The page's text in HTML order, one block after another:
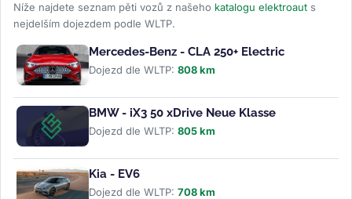
Níže najdete seznam pěti vozů z našeho katalogu elektroaut s
nejdelším dojezdem podle WLTP.
Mercedes-Benz - CLA 250+ Electric
Dojezd dle WLTP: 808 km
BMW - iX3 50 xDrive Neue Klasse
Dojezd dle WLTP: 805 km
Kia - EV6
Dojezd dle WLTP: 708 km